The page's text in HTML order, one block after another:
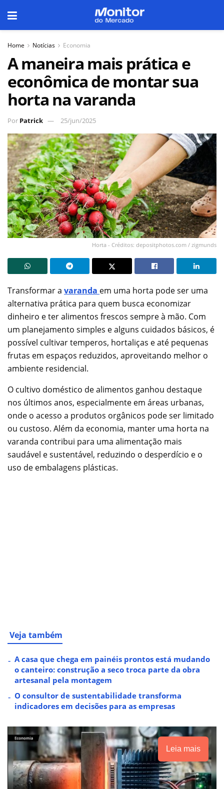
Home Notícias Economia
A maneira mais prática e
econômica de montar sua
horta na varanda
Por Patrick 25/jun/2025
Horta - Créditos: depositphotos.com / zigmunds
Transformar a varanda em uma horta pode ser uma
alternativa prática para quem busca economizar
dinheiro e ter alimentos frescos sempre à mão. Com
um planejamento simples e alguns cuidados básicos, é
possível cultivar temperos, hortaliças e até pequenas
frutas em espaços reduzidos, aproveitando melhor o
ambiente residencial.
O cultivo doméstico de alimentos ganhou destaque
nos últimos anos, especialmente em áreas urbanas,
onde o acesso a produtos orgânicos pode ser limitado
ou custoso. Além da economia, manter uma horta na
varanda contribui para uma alimentação mais
saudável e sustentável, reduzindo o desperdício e o
uso de embalagens plásticas.
Veja também
A casa que chega em painéis prontos está mudando
o canteiro: construção a seco troca parte da obra
artesanal pela montagem
O consultor de sustentabilidade transforma
indicadores em decisões para as empresas
Leia mais